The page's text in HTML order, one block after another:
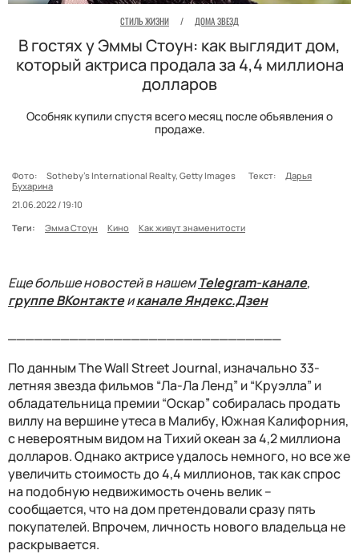
СТИЛЬ ЖИЗНИ / ДОМА ЗВЕЗД
В гостях у Эммы Стоун: как выглядит дом,
который актриса продала за 4,4 миллиона
долларов
Особняк купили спустя всего месяц после объявления о
продаже.
Фото: Sotheby's International Realty, Getty Images Текст:
Дарья
Бухарина
21.06.2022 / 19:10
Теги:
Эмма Стоун Кино Как живут знаменитости
Еще больше новостей в нашемTelegram-канале,
группе ВКонтактеиканале Яндекс.Дзен
По данным The Wall Street Journal, изначально 33-
летняя звезда фильмов “Ла-Ла Ленд” и “Круэлла” и
обладательница премии “Оскар” собиралась продать
виллу на вершине утеса в Малибу, Южная Калифорния,
с невероятным видом на Тихий океан за 4,2 миллиона
долларов. Однако актрисе удалось немного, но все же
увеличить стоимость до 4,4 миллионов, так как спрос
на подобную недвижимость очень велик –
сообщается, что на дом претендовали сразу пять
покупателей. Впрочем, личность нового владельца не
раскрывается.